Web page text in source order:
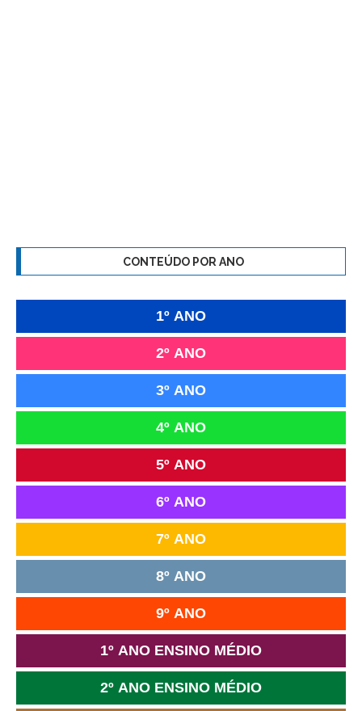
CONTEÚDO POR ANO
1º ANO
2º ANO
3º ANO
4º ANO
5º ANO
6º ANO
7º ANO
8º ANO
9º ANO
1º ANO ENSINO MÉDIO
2º ANO ENSINO MÉDIO